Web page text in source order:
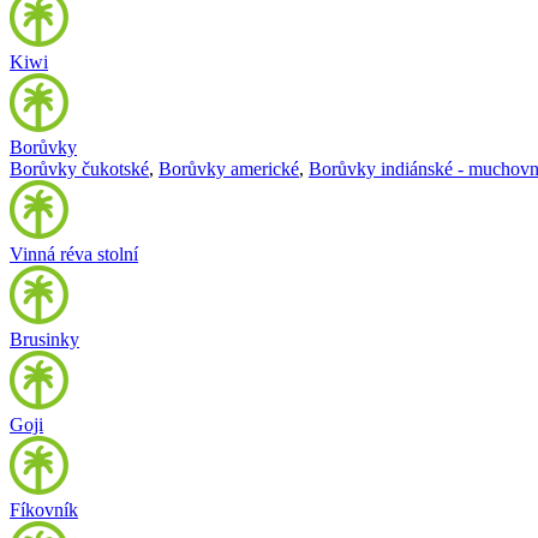
Kiwi
Borůvky
Borůvky čukotské, Borůvky americké, Borůvky indiánské -
Vinná réva stolní
Brusinky
Goji
Fíkovník